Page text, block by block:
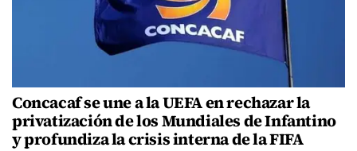
Concacaf se une a la UEFA en rechazar la
privatización de los Mundiales de Infantino
y profundiza la crisis interna de la FIFA